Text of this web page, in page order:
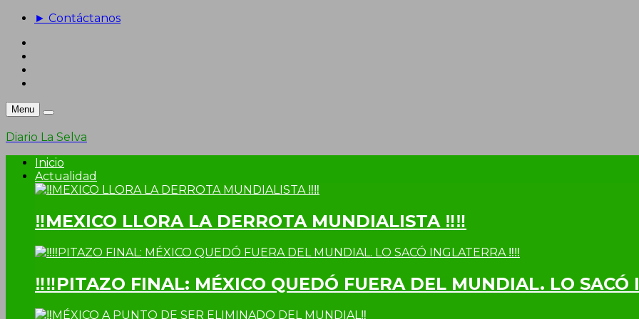
► Contáctanos
Menu
Diario La Selva
Inicio
Actualidad
‼MEXICO LLORA LA DERROTA MUNDIALISTA ‼‼
‼‼PITAZO FINAL: MÉXICO QUEDÓ FUERA DEL MUNDIAL. LO SACÓ